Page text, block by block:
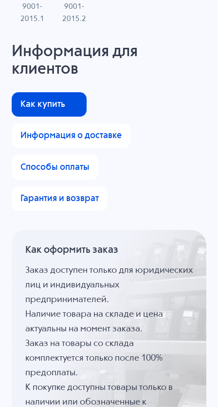
9001-
2015.1
9001-
2015.2
Информация для
клиентов
Как купить
Информация о доставке
Способы оплаты
Гарантия и возврат
Как оформить заказ
Заказ доступен только для юридических
лиц и индивидуальных
предпринимателей.
Наличие товара на складе и цена
актуальны на момент заказа.
Заказ на товары со склада
комплектуется только после 100%
предоплаты.
К покупке доступны товары только в
наличии или обозначенные к